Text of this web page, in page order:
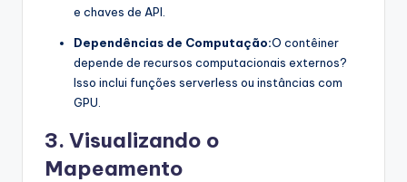
e chaves de API.
Dependências de Computação:O contêiner
depende de recursos computacionais externos?
Isso inclui funções serverless ou instâncias com
GPU.
3. Visualizando o
Mapeamento